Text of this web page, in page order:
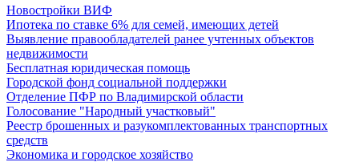
Новостройки ВИФ
Ипотека по ставке 6% для семей, имеющих детей
Выявление правообладателей ранее учтенных объектов
недвижимости
Бесплатная юридическая помощь
Городской фонд социальной поддержки
Отделение ПФР по Владимирской области
Голосование "Народный участковый"
Реестр брошенных и разукомплектованных транспортных
средств
Экономика и городское хозяйство